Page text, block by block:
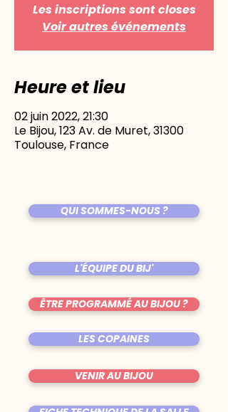
Les inscriptions sont closes
Voir autres événements
Heure et lieu
02 juin 2022, 21:30
Le Bijou, 123 Av. de Muret, 31300
Toulouse, France
QUI SOMMES-NOUS ?
L'ÉQUIPE DU BIJ'
ÊTRE PROGRAMMÉ AU BIJOU ?
LES COPAINES
VENIR AU BIJOU